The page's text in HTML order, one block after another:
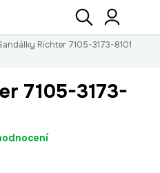
Hledat
Richter 7105-3173-8101
7105-3173-